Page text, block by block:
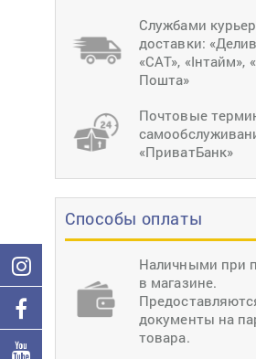
Службами
доставки:
«САТ», «Інтайм»,
Пошта»
Почтовые
«ПриватБанк»
Способы оплаты
Наличными при
в магазине.
документы на
товара.